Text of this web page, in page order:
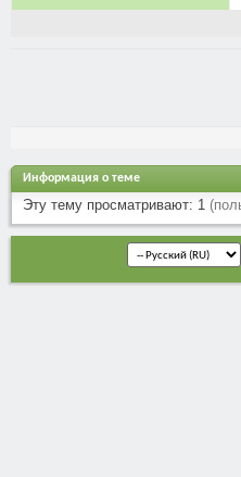
Информация о теме
Эту тему просматривают: 1